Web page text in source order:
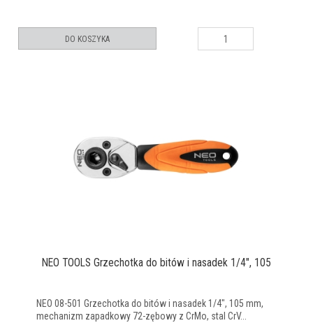
DO KOSZYKA
NEO TOOLS Grzechotka do bitów i nasadek 1/4", 105
NEO 08-501 Grzechotka do bitów i nasadek 1/4", 105 mm,
mechanizm zapadkowy 72-zębowy z CrMo, stal CrV...